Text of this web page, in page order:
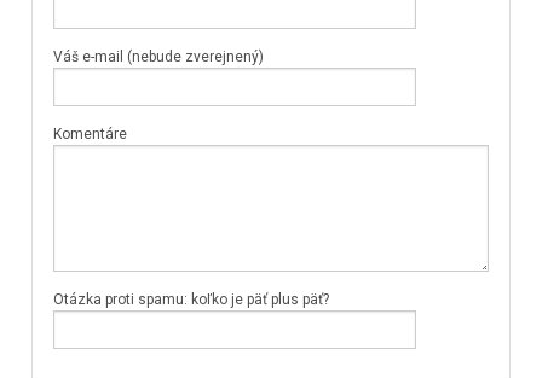
Váš e-mail (nebude zverejnený)
Komentáre
Otázka proti spamu: koľko je päť plus päť?